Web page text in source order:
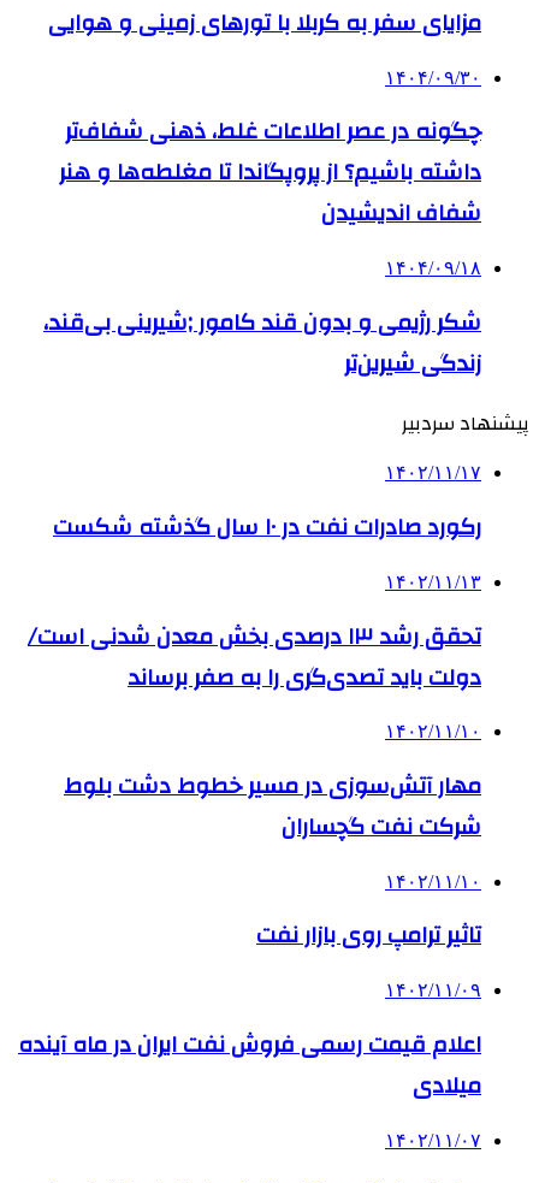
مزایای سفر به کربلا با تورهای زمینی و هوایی
۱۴۰۴/۰۹/۳۰
چگونه در عصر اطلاعات غلط، ذهنی شفاف‌تر
داشته باشیم؟ از پروپگاندا تا مغلطه‌ها و هنر
شفاف اندیشیدن
۱۴۰۴/۰۹/۱۸
شکر رژیمی و بدون قند کامور ;شیرینی بی‌قند،
زندگی شیرین‌تر
پیشنهاد سردبیر
۱۴۰۲/۱۱/۱۷
رکورد صادرات نفت در ۱۰ سال گذشته شکست
۱۴۰۲/۱۱/۱۳
تحقق رشد ١٣ درصدی بخش معدن شدنی است/
دولت باید تصدی‌گری را به صفر برساند
۱۴۰۲/۱۱/۱۰
مهار آتش‌سوزی در مسیر خطوط دشت بلوط
شرکت نفت گچساران
۱۴۰۲/۱۱/۱۰
تاثیر ترامپ روی بازار نفت
۱۴۰۲/۱۱/۰۹
اعلام قیمت رسمی فروش نفت ایران در ماه آینده
میلادی
۱۴۰۲/۱۱/۰۷